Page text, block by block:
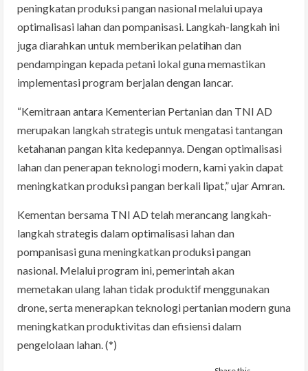
peningkatan produksi pangan nasional melalui upaya
optimalisasi lahan dan pompanisasi. Langkah-langkah ini
juga diarahkan untuk memberikan pelatihan dan
pendampingan kepada petani lokal guna memastikan
implementasi program berjalan dengan lancar.
“Kemitraan antara Kementerian Pertanian dan TNI AD
merupakan langkah strategis untuk mengatasi tantangan
ketahanan pangan kita kedepannya. Dengan optimalisasi
lahan dan penerapan teknologi modern, kami yakin dapat
meningkatkan produksi pangan berkali lipat,” ujar Amran.
Kementan bersama TNI AD telah merancang langkah-
langkah strategis dalam optimalisasi lahan dan
pompanisasi guna meningkatkan produksi pangan
nasional. Melalui program ini, pemerintah akan
memetakan ulang lahan tidak produktif menggunakan
drone, serta menerapkan teknologi pertanian modern guna
meningkatkan produktivitas dan efisiensi dalam
pengelolaan lahan. (*)